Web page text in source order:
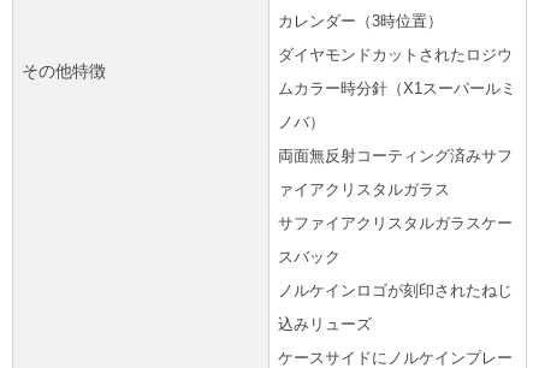
その他特徴
カレンダー（3時位置）
ダイヤモンドカットされたロジウ
ムカラー時分針（X1スーパールミ
ノバ）
両面無反射コーティング済みサフ
ァイアクリスタルガラス
サファイアクリスタルガラスケー
スバック
ノルケインロゴが刻印されたねじ
込みリューズ
ケースサイドにノルケインプレー